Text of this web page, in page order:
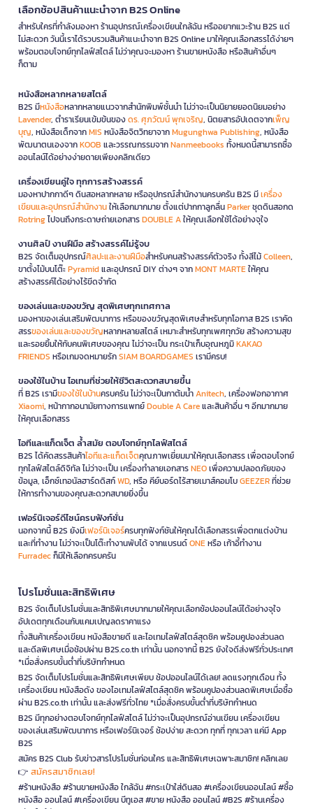
เลือกช้อปสินค้าแนะนำจาก B2S Online
สำหรับใครที่กำลังมองหา ร้านอุปกรณ์เครื่องเขียนใกล้ฉัน หรืออยากแวะร้าน B2S แต่
ไม่สะดวก วันนี้เราได้รวบรวมสินค้าแนะนำจาก B2S Online มาให้คุณเลือกสรรได้ง่ายๆ
พร้อมตอบโจทย์ทุกไลฟ์สไตล์ ไม่ว่าคุณจะมองหา ร้านขายหนังสือ หรือสินค้าอื่นๆ
ก็ตาม
หนังสือหลากหลายสไตล์
B2S มีหนังสือหลากหลายแนวจากสำนักพิมพ์ชั้นนำ ไม่ว่าจะเป็นนิยายยอดนิยมอย่าง
Lavender, ตำราเรียนเข้มข้นของดร. ศุภวัฒน์ พุกเจริญ, นิตยสารอัปเดตจากเพ็ญ
บุญ, หนังสือเด็กจากMIS หนังสือจิตวิทยาจากMugunghwa Publishing, หนังสือ
พัฒนาตนเองจากKOOB และวรรณกรรมจากNanmeebooks ทั้งหมดนี้สามารถซื้อ
ออนไลน์ได้อย่างง่ายดายเพียงคลิกเดียว
เครื่องเขียนคู่ใจ ทุกการสร้างสรรค์
มองหาปากกาดีๆ ดินสอหลากหลาย หรืออุปกรณ์สำนักงานครบครัน B2S มีเครื่อง
เขียนและอุปกรณ์สำนักงานให้เลือกมากมาย ตั้งแต่ปากกาลูกลื่นParkerชุดดินสอกด
Rotringไปจนถึงกระดาษถ่ายเอกสารDOUBLE Aให้คุณเลือกใช้ได้อย่างจุใจ
งานศิลป์ งานฝีมือ สร้างสรรค์ไม่รู้จบ
B2S จัดเต็มอุปกรณ์ศิลปะและงานฝีมือสำหรับคนสร้างสรรค์ตัวจริง ทั้งสีไม้Colleen,
ขาตั้งไม้บนโต๊ะPyramidและอุปกรณ์ DIY ต่างๆ จากMONT MARTEให้คุณ
สร้างสรรค์ได้อย่างไร้ขีดจำกัด
ของเล่นและของขวัญ สุดพิเศษทุกเทศกาล
มองหาของเล่นเสริมพัฒนาการ หรือของขวัญสุดพิเศษสำหรับทุกโอกาส B2S เราคัด
สรรของเล่นและของขวัญหลากหลายสไตล์ เหมาะสำหรับทุกเพศทุกวัย สร้างความสุข
และรอยยิ้มให้กับคนพิเศษของคุณ ไม่ว่าจะเป็น กระเป๋าเก็บอุณหภูมิKAKAO
FRIENDS หรือเกมจดหมายรักSIAM BOARDGAMES เรามีครบ!
ของใช้ในบ้าน ไอเทมที่ช่วยให้ชีวิตสะดวกสบายขึ้น
ที่ B2S เรามีของใช้ในบ้านครบครัน ไม่ว่าจะเป็นกาต้มน้ำAnitech, เครื่องฟอกอากาศ
Xiaomi, หน้ากากอนามัยทางการแพทย์Double A Careและสินค้าอื่น ๆ อีกมากมาย
ให้คุณเลือกสรร
ไอทีและแก็ดเจ็ต ล้ำสมัย ตอบโจทย์ทุกไลฟ์สไตล์
B2S ได้คัดสรรสินค้าไอทีและแก็ดเจ็ตคุณภาพเยี่ยมมาให้คุณเลือกสรร เพื่อตอบโจทย์
ทุกไลฟ์สไตล์ดิจิทัล ไม่ว่าจะเป็น เครื่องทำลายเอกสารNEOเพื่อความปลอดภัยของ
ข้อมูล, เอ็กซ์เทอนัลฮาร์ดดิสก์WD, หรือ คีย์บอร์ดไร้สายเมาส์คอมโบGEEZERที่ช่วย
ให้การทำงานของคุณสะดวกสบายยิ่งขึ้น
เฟอร์นิเจอร์ดีไซน์ครบฟังก์ชั่น
นอกจากนี้ B2S ยังมีเฟอร์นิเจอร์ครบทุกฟังก์ชันให้คุณได้เลือกสรรเพื่อตกแต่งบ้าน
และที่ทำงาน ไม่ว่าจะเป็นโต๊ะทำงานพับได้ จากแบรนด์ONEหรือ เก้าอี้ทำงาน
Furradecก็มีให้เลือกครบครัน
โปรโมชั่นและสิทธิพิเศษ
B2S จัดเต็มโปรโมชั่นและสิทธิพิเศษมากมายให้คุณเลือกช้อปออนไลน์ได้อย่างจุใจ
อัปเดตทุกเดือนกับแคมเปญลดราคาแรง
ทั้งสินค้าเครื่องเขียน หนังสือขายดี และไอเทมไลฟ์สไตล์สุดชิค พร้อมคูปองส่วนลด
และดีลพิเศษเมื่อช้อปผ่าน B2S.co.th เท่านั้น นอกจากนี้ B2S ยังใจดีส่งฟรีทั่วประเทศ
*เมื่อสั่งครบขั้นต่ำที่บริษัทกำหนด
B2S จัดเต็มโปรโมชั่นและสิทธิพิเศษเพียบ ช้อปออนไลน์ได้เลย! ลดแรงทุกเดือน ทั้ง
เครื่องเขียน หนังสือดัง ของไอเทมไลฟ์สไตล์สุดชิค พร้อมคูปองส่วนลดพิเศษเมื่อซื้อ
ผ่าน B2S.co.th เท่านั้น และส่งฟรีทั่วไทย *เมื่อสั่งครบขั้นต่ำที่บริษัทกำหนด
B2S มีทุกอย่างตอบโจทย์ทุกไลฟ์สไตล์ ไม่ว่าจะเป็นอุปกรณ์อ่านเขียน เครื่องเขียน
ของเล่นเสริมพัฒนาการ หรือเฟอร์นิเจอร์ ช้อปง่าย สะดวก ทุกที่ ทุกเวลา แค่มี App
B2S
สมัคร B2S Club รับข่าวสารโปรโมชั่นก่อนใคร และสิทธิพิเศษเฉพาะสมาชิก! คลิกเลย
👉 สมัครสมาชิกเลย!
#ร้านหนังสือ #ร้านขายหนังสือ ใกล้ฉัน #กระเป๋าใส่ดินสอ #เครื่องเขียนออนไลน์ #ซื้อ
หนังสือ ออนไลน์ #เครื่องเขียน บีทูเอส #ขาย หนังสือ ออนไลน์ #B2S #ร้านเครื่อง